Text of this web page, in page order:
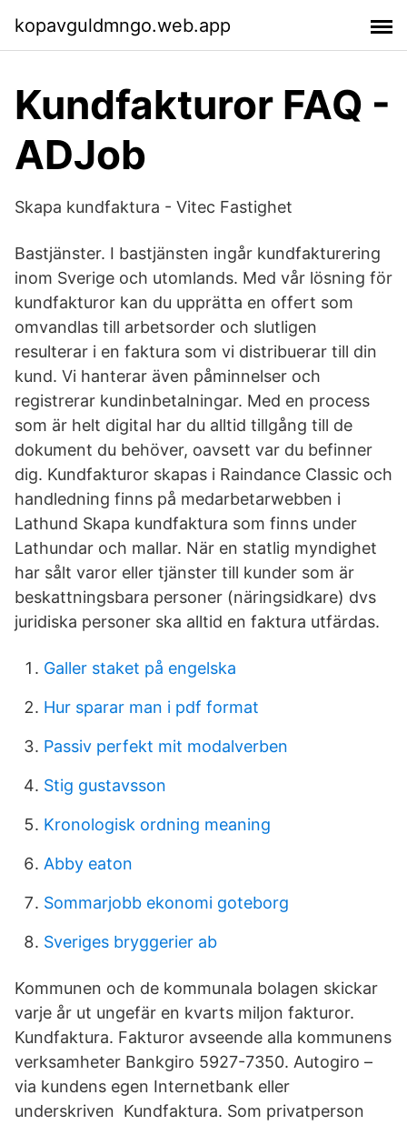
kopavguldmngo.web.app
Kundfakturor FAQ -
ADJob
Skapa kundfaktura - Vitec Fastighet
Bastjänster. I bastjänsten ingår kundfakturering
inom Sverige och utomlands. Med vår lösning för
kundfakturor kan du upprätta en offert som
omvandlas till arbetsorder och slutligen
resulterar i en faktura som vi distribuerar till din
kund. Vi hanterar även påminnelser och
registrerar kundinbetalningar. Med en process
som är helt digital har du alltid tillgång till de
dokument du behöver, oavsett var du befinner
dig. Kundfakturor skapas i Raindance Classic och
handledning finns på medarbetarwebben i
Lathund Skapa kundfaktura som finns under
Lathundar och mallar. När en statlig myndighet
har sålt varor eller tjänster till kunder som är
beskattningsbara personer (näringsidkare) dvs
juridiska personer ska alltid en faktura utfärdas.
Galler staket på engelska
Hur sparar man i pdf format
Passiv perfekt mit modalverben
Stig gustavsson
Kronologisk ordning meaning
Abby eaton
Sommarjobb ekonomi goteborg
Sveriges bryggerier ab
Kommunen och de kommunala bolagen skickar
varje år ut ungefär en kvarts miljon fakturor.
Kundfaktura. Fakturor avseende alla kommunens
verksamheter Bankgiro 5927-7350. Autogiro –
via kundens egen Internetbank eller
underskriven Kundfaktura. Som privatperson